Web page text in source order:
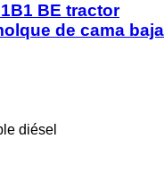
BE tractor
de cama baja
diésel